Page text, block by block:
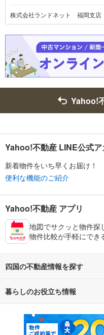
株式会社ランドネット 福岡支店
Yahoo!
Yahoo!不動産 LINE公式ア
新着物件をいち早くお届け！
便利な機能のご紹介
Yahoo!不動産 アプリ
地図でサクッと物件探
物件比較が手軽にでき
四国の不動産情報を探す
不動産・住宅
新築マンション
暮らしのお役立ち情報
マンションカタログ